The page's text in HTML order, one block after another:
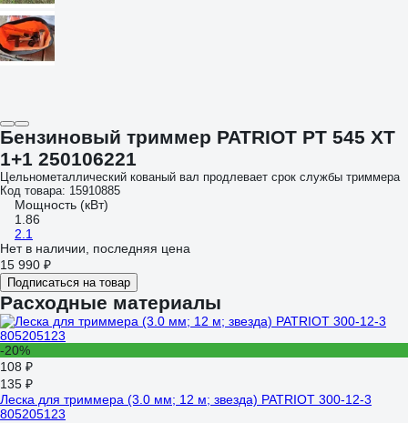
Бензиновый триммер PATRIOT PT 545 XT
1+1 250106221
Цельнометаллический кованый вал продлевает срок службы триммера
Код товара: 15910885
Мощность (кВт)
1.86
2.1
Нет в наличии, последняя цена
15 990 ₽
Подписаться на товар
Расходные материалы
-20%
108 ₽
135 ₽
Леска для триммера (3.0 мм; 12 м; звезда) PATRIOT 300-12-3
805205123